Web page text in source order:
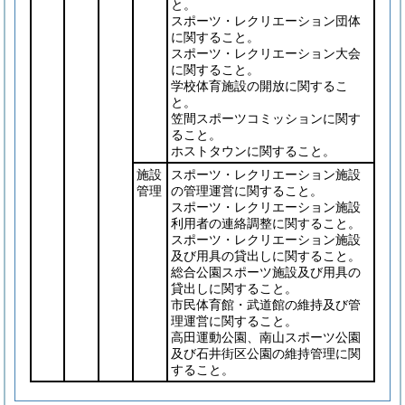
と。
スポーツ・レクリエーション団体
に関すること。
スポーツ・レクリエーション大会
に関すること。
学校体育施設の開放に関するこ
と。
笠間スポーツコミッションに関す
ること。
ホストタウンに関すること。
施設
管理
スポーツ・レクリエーション施設
の管理運営に関すること。
スポーツ・レクリエーション施設
利用者の連絡調整に関すること。
スポーツ・レクリエーション施設
及び用具の貸出しに関すること。
総合公園スポーツ施設及び用具の
貸出しに関すること。
市民体育館・武道館の維持及び管
理運営に関すること。
高田運動公園、南山スポーツ公園
及び石井街区公園の維持管理に関
すること。